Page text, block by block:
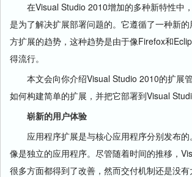
在Visual Studio 2010增加的多种新特性中
是为了解决扩展部署问题的。它遵循了一种新
方扩展的趋势，这种趋势是由于像Firefox和
得流行。
本文会向你介绍Visual Studio 2010的扩展
如何构建简单的扩展，并把它部署到Visual
崭新的用户体验
应用程序扩展是与核心应用程序分别发布的
像是独立的应用程序。尽管随着时间的推移，
很多方面都得到了改善，然而交付机制还是没